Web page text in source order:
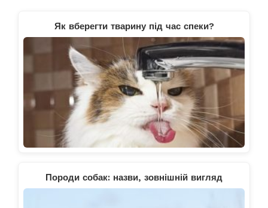
Як вберегти тварину під час спеки?
Породи собак: назви, зовнішній вигляд